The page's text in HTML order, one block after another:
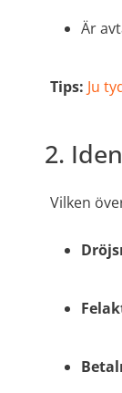
Är
Tips: Ju
2.
Vilken